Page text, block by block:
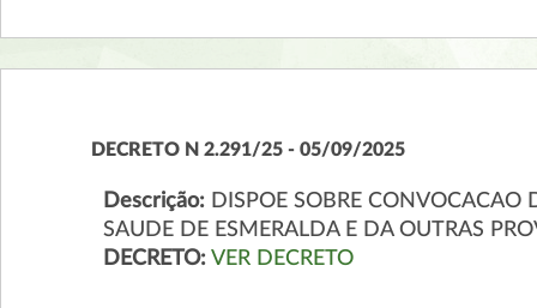
DECRETO N 2.291/25 - 05/09/2025
Descrição:DISPOE SOBRE CONVOCACAO
SAUDE DE ESMERALDA E DA OUTRAS
DECRETO: VER DECRETO